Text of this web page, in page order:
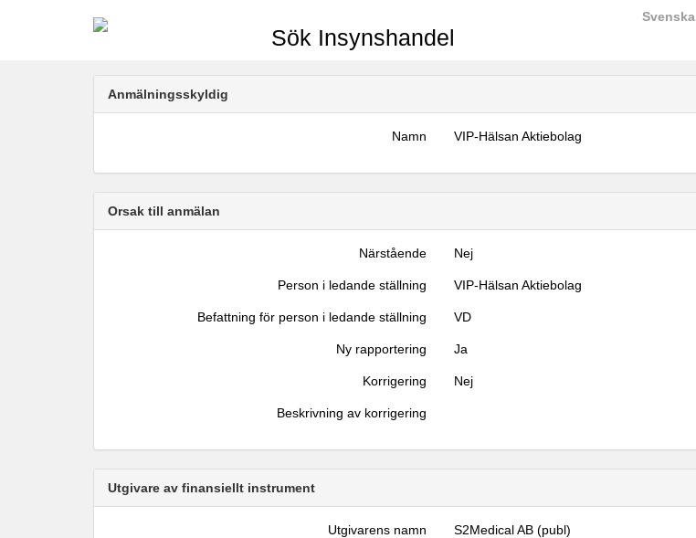
Sök Insynshandel
Svenska
Anmälningsskyldig
Namn VIP-Hälsan Aktiebolag
Orsak till anmälan
Närstående Nej
Person i ledande ställning VIP-Hälsan Aktiebolag
Befattning för person i ledande ställning VD
Ny rapportering Ja
Korrigering Nej
Beskrivning av korrigering
Utgivare av finansiellt instrument
Utgivarens namn S2Medical AB (publ)